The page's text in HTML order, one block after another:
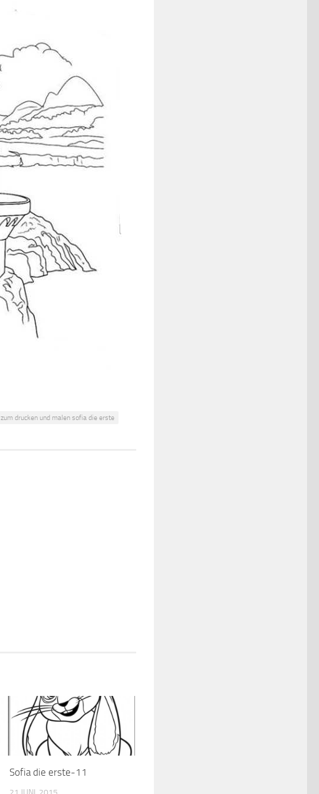
zum drucken und malen sofia die erste
Sofia die erste-11